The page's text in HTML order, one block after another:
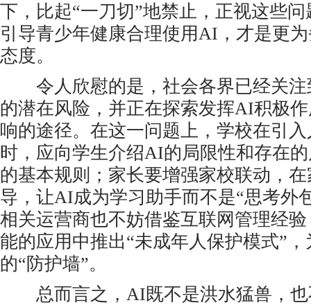
下，比起“一刀切”地禁止，正视这些
引导青少年健康合理使用AI，才是更
态度。
令人欣慰的是，社会各界已经关注
的潜在风险，并正在探索发挥AI积极
响的途径。在这一问题上，学校在引
时，应向学生介绍AI的局限性和存在
的基本规则；家长要增强家校联动，
导，让AI成为学习助手而不是“思考外
相关运营商也不妨借鉴互联网管理经
能的应用中推出“未成年人保护模式”
的“防护墙”。
总而言之，AI既不是洪水猛兽，也